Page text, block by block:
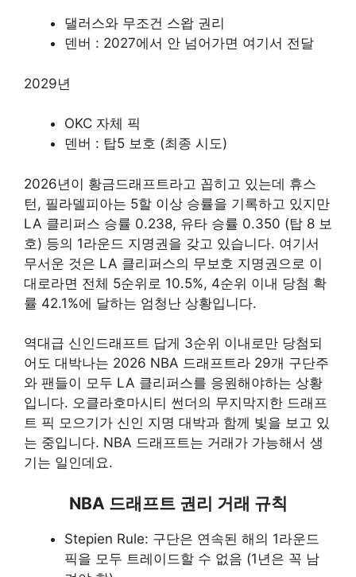
댈러스와 무조건 스왑 권리
덴버 : 2027에서 안 넘어가면 여기서 전달
2029년
OKC 자체 픽
덴버 : 탑5 보호 (최종 시도)
2026년이 황금드래프트라고 꼽히고 있는데 휴스
턴, 필라델피아는 5할 이상 승률을 기록하고 있지만
LA 클리퍼스 승률 0.238, 유타 승률 0.350 (탑 8 보
호) 등의 1라운드 지명권을 갖고 있습니다. 여기서
무서운 것은 LA 클리퍼스의 무보호 지명권으로 이
대로라면 전체 5순위로 10.5%, 4순위 이내 당첨 확
률 42.1%에 달하는 엄청난 상황입니다.
역대급 신인드래프트 답게 3순위 이내로만 당첨되
어도 대박나는 2026 NBA 드래프트라 29개 구단주
와 팬들이 모두 LA 클리퍼스를 응원해야하는 상황
입니다. 오클라호마시티 썬더의 무지막지한 드래프
트 픽 모으기가 신인 지명 대박과 함께 빛을 보고 있
는 중입니다. NBA 드래프트는 거래가 가능해서 생
기는 일인데요.
NBA 드래프트 권리 거래 규칙
Stepien Rule: 구단은 연속된 해의 1라운드
픽을 모두 트레이드할 수 없음 (1년은 꼭 남